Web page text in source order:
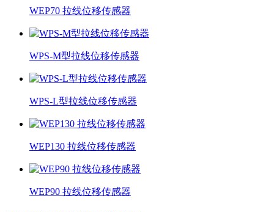
WEP70 拉线位移传感器
WPS-M型拉线位移传感器
WPS-L型拉线位移传感器
WEP130 拉线位移传感器
WEP90 拉线位移传感器